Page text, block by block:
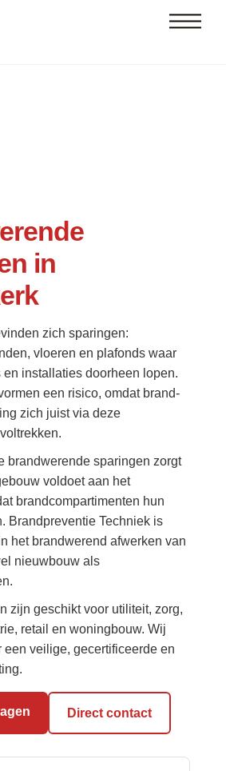
in
zich sparingen:
vloeren en plafonds waar
en installaties doorheen lopen.
een risico, omdat brand-
zich juist via deze
brandwerende sparingen zorgt
voldoet aan het
brandcompartimenten hun
Brandpreventie Techniek is
het brandwerend afwerken van
nieuwbouw als
zijn geschikt voor utiliteit, zorg,
retail en woningbouw. Wij
een veilige, gecertificeerde en
Direct contact